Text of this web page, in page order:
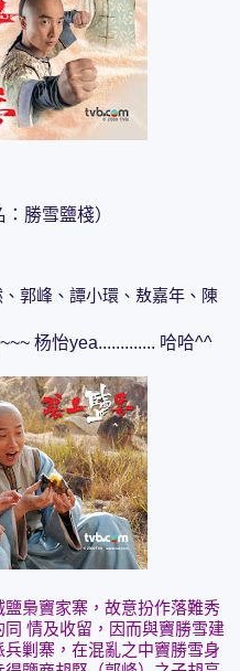
：勝雪鹽棧）
、郭峰、譚小環、敖嘉年、陳
杨怡yea............. 哈哈^^
梟竇家寨，故意扮作落難秀
情及收留，因而與竇勝雪建
剿寨，在混亂之中竇勝雪身